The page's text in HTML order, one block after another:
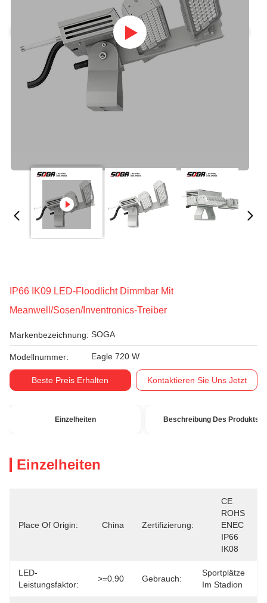
IP66 IK09 LED-Floodlicht Dimmbar Mit
Meanwell/Sosen/Inventronics-Treiber
Markenbezeichnung: SOGA
Modellnummer: Eagle 720 W
Beste Preis Erhalten Kontaktieren Sie Uns Jetzt
Einzelheiten Beschreibung Des Produkts
Einzelheiten
Place Of Origin: China Zertifizierung:
CE
ROHS
ENEC
IP66
IK08
LED-
Leistungsfaktor:
>=0.90 Gebrauch:
Sportplätze
Im Stadion